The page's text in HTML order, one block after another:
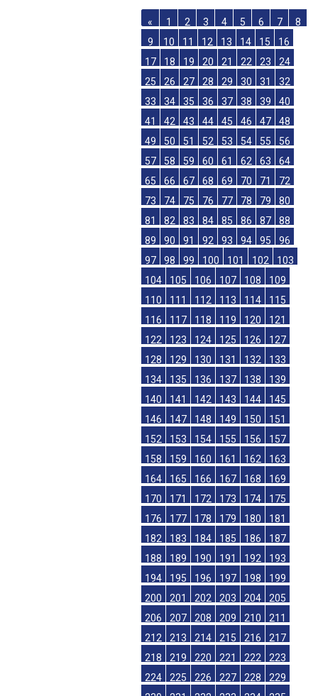
« 1 2 3 4 5 6 7
8
9
10 11 12 13 14 15
16
17
18 19 20 21 22 23
24
25
26 27 28 29 30 31
32
33
34 35 36 37 38 39
40
41
42 43 44 45 46 47
48
49
50 51 52 53 54 55
56
57
58 59 60 61 62 63
64
65
66 67 68 69 70 71
72
73
74 75 76 77 78 79
80
81
82 83 84 85 86 87
88
89
90 91 92 93 94 95
96
97
98 99 100 101 102
103
104
105 106 107 108
109
110
111 112 113 114
115
116
117 118 119 120
121
122
123 124 125 126
127
128
129 130 131 132
133
134
135 136 137 138
139
140
141 142 143 144
145
146
147 148 149 150
151
152
153 154 155 156
157
158
159 160 161 162
163
164
165 166 167 168
169
170
171 172 173 174
175
176
177 178 179 180
181
182
183 184 185 186
187
188
189 190 191 192
193
194
195 196 197 198
199
200
201 202 203 204
205
206
207 208 209 210
211
212
213 214 215 216
217
218
219 220 221 222
223
224
225 226 227 228
229